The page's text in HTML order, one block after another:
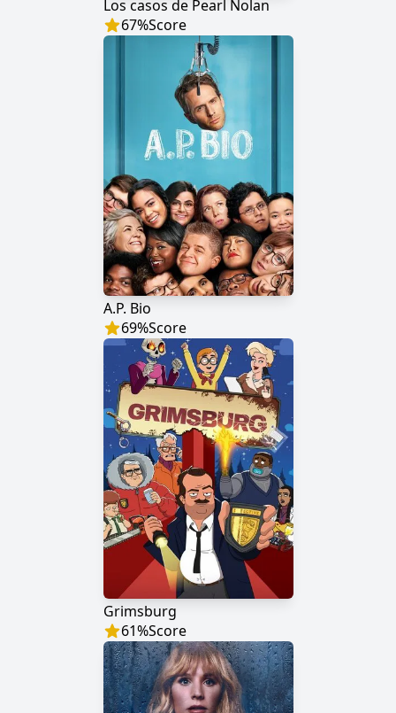
Los casos de Pearl Nolan
67%Score
A.P. Bio
69%Score
Grimsburg
61%Score